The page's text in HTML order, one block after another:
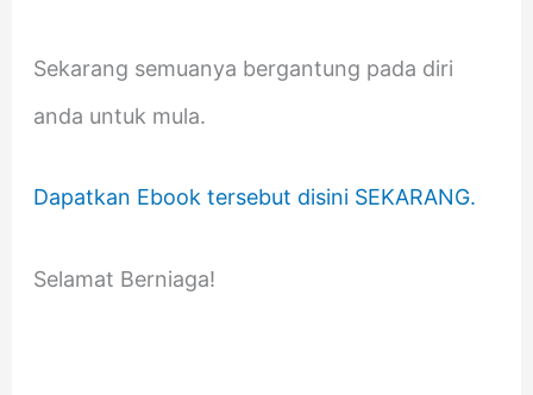
Sekarang semuanya bergantung pada diri
anda untuk mula.
Dapatkan Ebook tersebut disini SEKARANG.
Selamat Berniaga!